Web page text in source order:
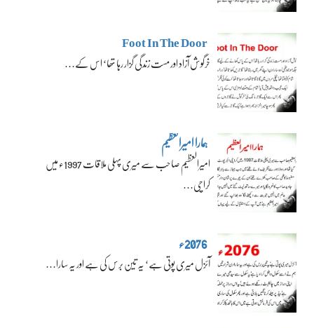
Foot In The Door
خرگوش آزاد اور مست زندگی گزار رہا تھا‘ اس کے…
ہمارا امیرالعظیم
امیرالعظیم صاحب سے میری پہلی ملاقات 1997ء میں
کراچی…
2076ء
آئزل میری پوتی ہے‘ یہ تین برس کی ہے اور یہ سارا…